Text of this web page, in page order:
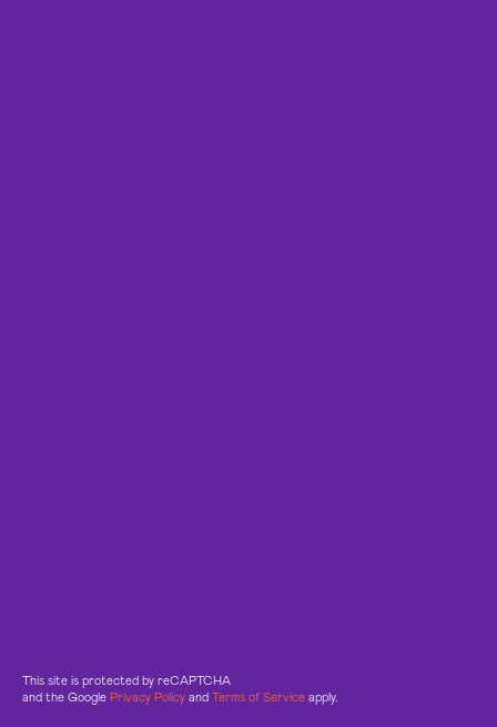
This site is protected by reCAPTCHA
and the Google Privacy Policy and Terms of Service apply.